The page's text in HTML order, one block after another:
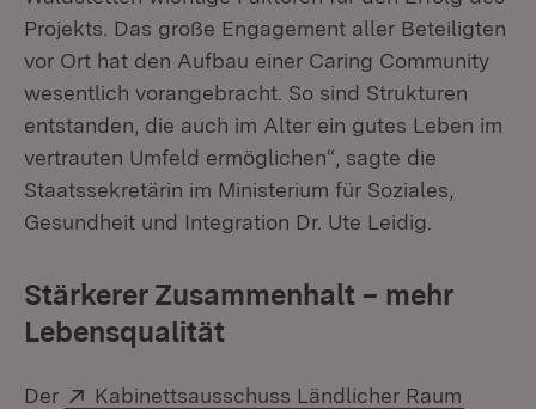
Projekts. Das große Engagement aller Beteiligten
vor Ort hat den Aufbau einer Caring Community
wesentlich vorangebracht. So sind Strukturen
entstanden, die auch im Alter ein gutes Leben im
vertrauten Umfeld ermöglichen“, sagte die
Staatssekretärin im Ministerium für Soziales,
Gesundheit und Integration Dr. Ute Leidig.
Stärkerer Zusammenhalt – mehr
Lebensqualität
Der Extern:
Kabinettsausschuss Ländlicher Raum